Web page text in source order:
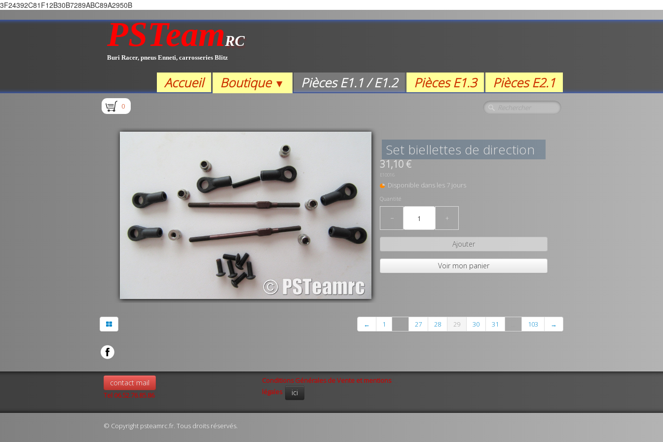
3F24392C81F12B30B7289ABC89A2950B
PSTeamRC
Buri Racer, pneus Enneti, carrosseries Blitz
Accueil Boutique ▼ Pièces E1.1 / E1.2 Pièces E1.3 Pièces E2.1
0
Set biellettes de direction
31,10 €
E10016
Disponible dans les 7 jours
Quantité
− +
Ajouter
Voir mon panier
← 1 27 28 29 30 31 103 →
contact mail
Tel 06.52.76.85.86
Conditions Générales de Vente et mentions
légales
ici
© Copyright psteamrc.fr. Tous droits réservés.